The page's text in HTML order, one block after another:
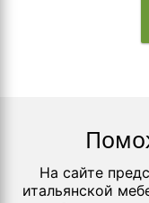
На сайте
итальянской